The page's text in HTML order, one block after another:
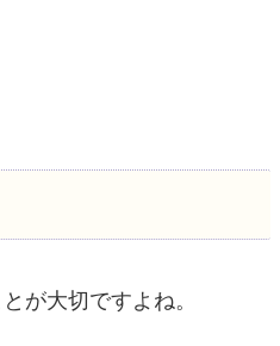
が大切ですよね。